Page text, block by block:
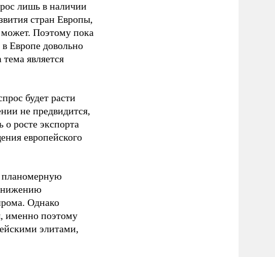
лишь в наличии
стран Европы,
Поэтому пока
Европе довольно
является
будет расти
не предвидится,
росте экспорта
европейского
планомерную
Однако
именно поэтому
элитами,